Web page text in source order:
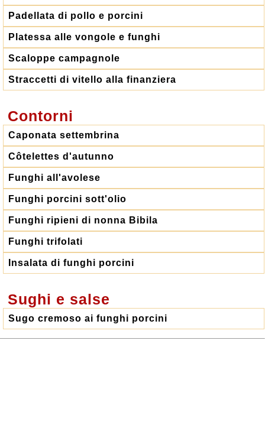
Padellata di pollo e porcini
Platessa alle vongole e funghi
Scaloppe campagnole
Straccetti di vitello alla finanziera
Contorni
Caponata settembrina
Côtelettes d'autunno
Funghi all'avolese
Funghi porcini sott'olio
Funghi ripieni di nonna Bibila
Funghi trifolati
Insalata di funghi porcini
Sughi e salse
Sugo cremoso ai funghi porcini